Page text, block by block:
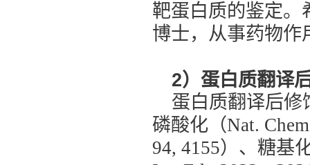
靶蛋白质的鉴定。
博士，从事药物作
2） 蛋白质翻译
蛋白质翻译后修
磷酸化（Nat.
94, 4155）、糖基